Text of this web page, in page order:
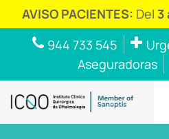
PACIENTES:Del3 al 6
944 733 545
Aseguradoras